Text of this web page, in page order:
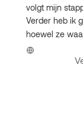
volgt mijn
Verder heb ik
hoewel ze